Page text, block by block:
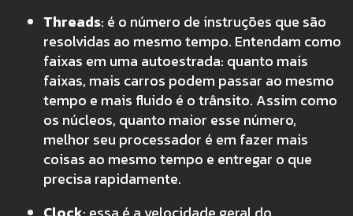
Threads: é o número de instruções que são
resolvidas ao mesmo tempo. Entendam como
faixas em uma autoestrada: quanto mais
faixas, mais carros podem passar ao mesmo
tempo e mais fluido é o trânsito. Assim como
os núcleos, quanto maior esse número,
melhor seu processador é em fazer mais
coisas ao mesmo tempo e entregar o que
precisa rapidamente.